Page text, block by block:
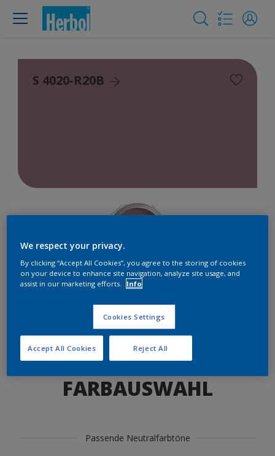
S 4020-R20B
Produkte in diesem Farbton finden
LOS GEHTS
FARBAUSWAHL
Passende Neutralfarbtöne
We respect your privacy.
By clicking “Accept All Cookies”, you agree to the storing of cookies
on your device to enhance site navigation, analyze site usage, and
assist in our marketing efforts.
Info
Cookies Settings
Reject All
Accept All Cookies